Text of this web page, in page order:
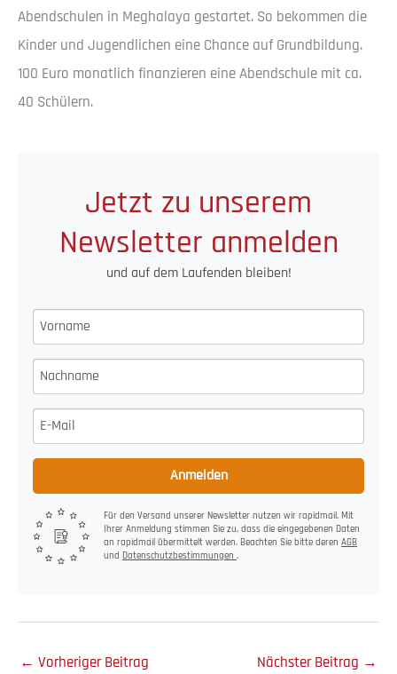
Abendschulen in Meghalaya gestartet. So bekommen die
Kinder und Jugendlichen eine Chance auf Grundbildung.
100 Euro monatlich finanzieren eine Abendschule mit ca.
40 Schülern.
Jetzt zu unserem
Newsletter anmelden
und auf dem Laufenden bleiben!
Anmelden
Für den Versand unserer Newsletter nutzen wir rapidmail. Mit
Ihrer Anmeldung stimmen Sie zu, dass die eingegebenen Daten
an rapidmail übermittelt werden. Beachten Sie bitte deren AGB
und Datenschutzbestimmungen .
← Vorheriger Beitrag Nächster Beitrag →